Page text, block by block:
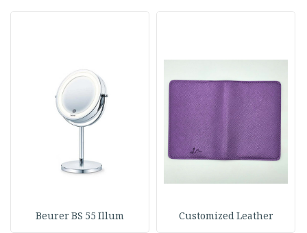
Customized Leather
Beurer BS 55 Illum